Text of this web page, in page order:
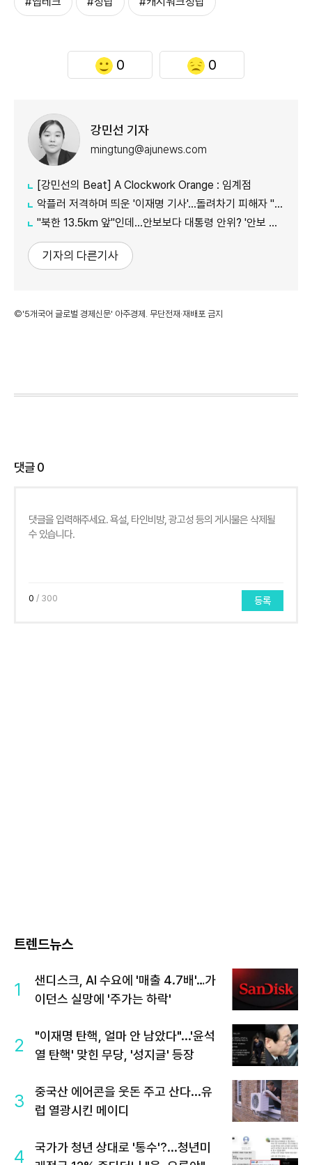
0 0
강민선 기자
mingtung@ajunews.com
[강민선의 Beat] A Clockwork Orange : 임계점
악플러 저격하며 띄운 '이재명 기사'...돌려차기 피해자 "누가 안 읽었나 보라"
"북한 13.5km 앞"인데...안보보다 대통령 안위? '안보 박살' 근황 총정리
기자의 다른기사
©'5개국어 글로벌 경제신문' 아주경제. 무단전재·재배포 금지
댓글0
0 / 300 등록
트렌드뉴스
1
샌디스크, AI 수요에 '매출 4.7배'…가
이던스 실망에 '주가는 하락'
2
"이재명 탄핵, 얼마 안 남았다"...'윤석
열 탄핵' 맞힌 무당, '성지글' 등장
3
중국산 에어콘을 웃돈 주고 산다...유
럽 열광시킨 메이디
4
국가가 청년 상대로 '통수'?...청년미